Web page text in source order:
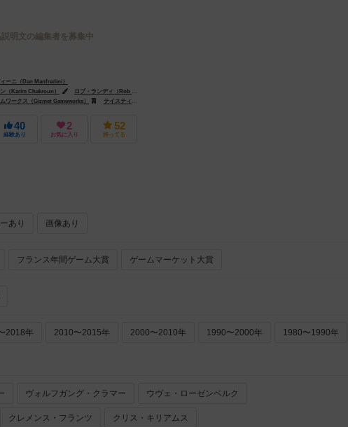
明文の編集者を募集中
ーニ（Dan Manfredini）
（Karim Chakroun）
ロブ・ランディ（Rob Lundy）
ワークス（Gizmet Gameworks）
テイスティ ミンストレル ゲームズ（Tasty Minstrel Games）
40
経験あり
2
お気に入り
52
持ってる
あり 画像あり
フランス年間ゲーム大賞 ゲームマーケット大賞
2018年 2010〜2015年 2000〜2010年 1990〜2000年 1980〜1990年
ヴォルフガング・クラマー ウヴェ・ローゼンベルク
クレメンス・フランツ クリス・キリアムス